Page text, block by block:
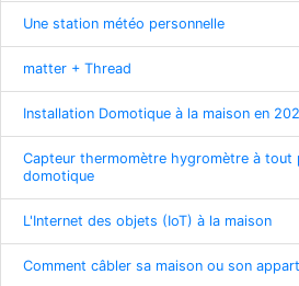
Une station météo personnelle
matter + Thread
Installation Domotique à la maison en
Capteur thermomètre hygromètre à
domotique
L'Internet des objets (IoT) à la maison
Comment câbler sa maison ou son